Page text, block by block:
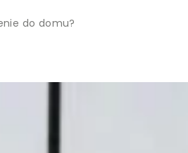
do domu?